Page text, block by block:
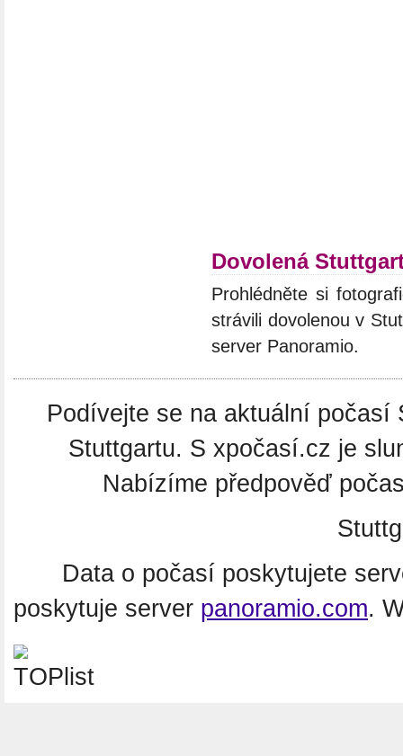
Dovolená
Prohlédněte si
strávili dovolenou v
server Panoramio.
Podívejte se na aktuální
Stuttgartu. S xpočasí.cz je
Nabízíme předpověď
Data o počasí poskytujete
poskytuje server panoramio.com.